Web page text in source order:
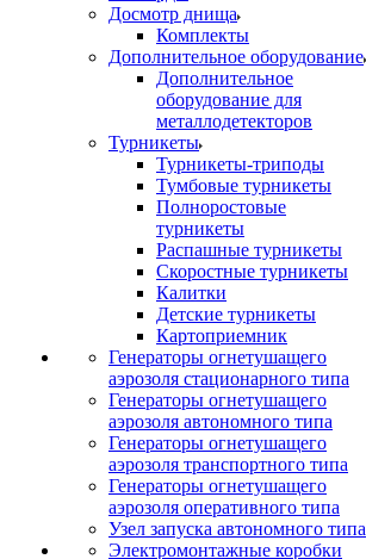
Досмотр днища
Комплекты
Дополнительное оборудование
Дополнительное
оборудование для
металлодетекторов
Турникеты
Турникеты-триподы
Тумбовые турникеты
Полноростовые
турникеты
Распашные турникеты
Скоростные турникеты
Калитки
Детские турникеты
Картоприемник
Генераторы огнетушащего
аэрозоля стационарного типа
Генераторы огнетушащего
аэрозоля автономного типа
Генераторы огнетушащего
аэрозоля транспортного типа
Генераторы огнетушащего
аэрозоля оперативного типа
Узел запуска автономного типа
Электромонтажные коробки